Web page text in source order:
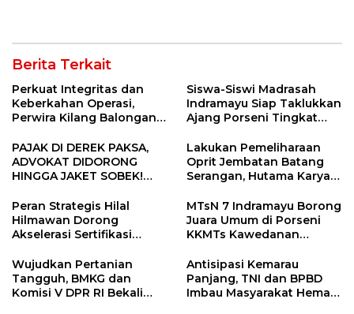
Perawatan Gigi
Berita Terkait
Perkuat Integritas dan
Keberkahan Operasi,
Perwira Kilang Balongan
Siswa-Siswi Madrasah
Indramayu Siap Taklukkan
Ajang Porseni Tingkat
PAJAK DI DEREK PAKSA,
ADVOKAT DIDORONG
HINGGA JAKET SOBEK!
Ngamuk Kepung Polresta
Pekanbaru!
Lakukan Pemeliharaan
Oprit Jembatan Batang
Serangan, Hutama Karya
55 Tol Binjai–Langsa
Peran Strategis Hilal
Hilmawan Dorong
Akselerasi Sertifikasi
Entaskan Kemiskinan di
Indramayu
MTsN 7 Indramayu Borong
Juara Umum di Porseni
KKMTs Kawedanan
Wujudkan Pertanian
Tangguh, BMKG dan
Komisi V DPR RI Bekali
Antisipasi Kemarau
Panjang, TNI dan BPBD
Imbau Masyarakat Hemat